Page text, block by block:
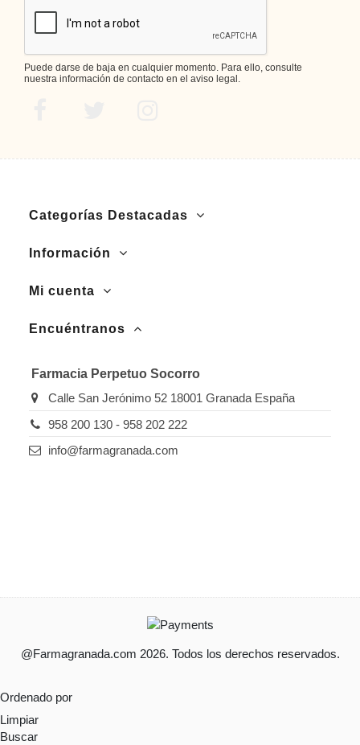
Puede darse de baja en cualquier momento. Para ello, consulte
nuestra información de contacto en el aviso legal.
Categorías Destacadas
Información
Mi cuenta
Encuéntranos
Farmacia Perpetuo Socorro
Calle San Jerónimo 52 18001 Granada España
958 200 130 - 958 202 222
info@farmagranada.com
@Farmagranada.com 2026. Todos los derechos reservados.
Ordenado por
Limpiar
Buscar